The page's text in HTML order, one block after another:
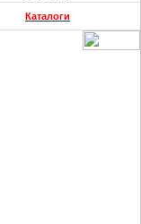
Каталоги